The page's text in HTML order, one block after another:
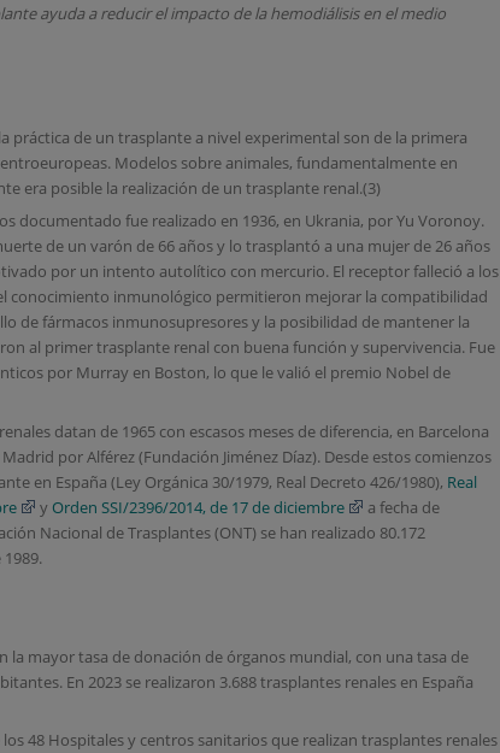
ayuda a reducir el impacto de la hemodiálisis en el medio
práctica de un trasplante a nivel experimental son de la primera
Modelos sobre animales, fundamentalmente en
era posible la realización de un trasplante renal.(3)
documentado fue realizado en 1936, en Ukrania, por Yu Voronoy.
de un varón de 66 años y lo trasplantó a una mujer de 26 años
por un intento autolítico con mercurio. El receptor falleció a los
conocimiento inmunológico permitieron mejorar la compatibilidad
de fármacos inmunosupresores y la posibilidad de mantener la
al primer trasplante renal con buena función y supervivencia. Fue
por Murray en Boston, lo que le valió el premio Nobel de
datan de 1965 con escasos meses de diferencia, en Barcelona
por Alférez (Fundación Jiménez Díaz). Desde estos comienzos
en España (Ley Orgánica 30/1979, Real Decreto 426/1980), Real
y Orden SSI/2396/2014, de 17 de diciembre
a fecha de
Nacional de Trasplantes (ONT) se han realizado 80.172
la mayor tasa de donación de órganos mundial, con una tasa de
En 2023 se realizaron 3.688 trasplantes renales en España
48 Hospitales y centros sanitarios que realizan trasplantes renales